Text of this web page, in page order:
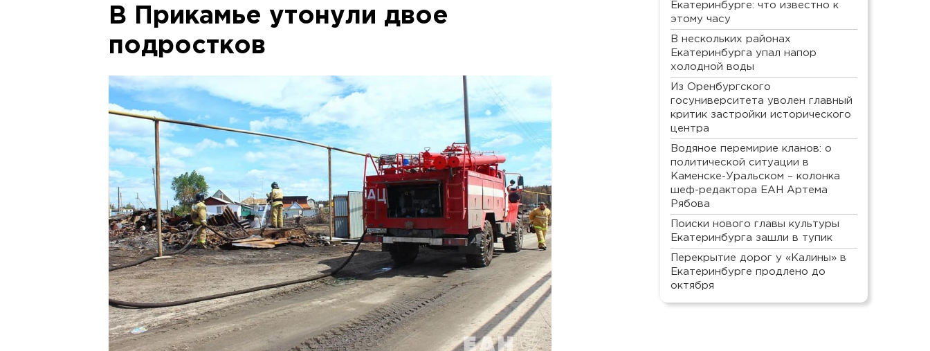
В Прикамье утонули двое
подростков
Екатеринбурге: что известно к
этому часу
В нескольких районах
Екатеринбурга упал напор
холодной воды
Из Оренбургского
госуниверситета уволен главный
критик застройки исторического
центра
Водяное перемирие кланов: о
политической ситуации в
Каменске-Уральском – колонка
шеф-редактора ЕАН Артема
Рябова
Поиски нового главы культуры
Екатеринбурга зашли в тупик
Перекрытие дорог у «Калины» в
Екатеринбурге продлено до
октября